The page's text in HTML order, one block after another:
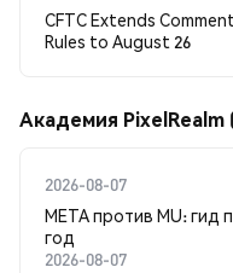
CFTC Extends
Rules to August 26
Академия PixelRealm
2026-08-07
META против MU: гид
год
2026-08-07